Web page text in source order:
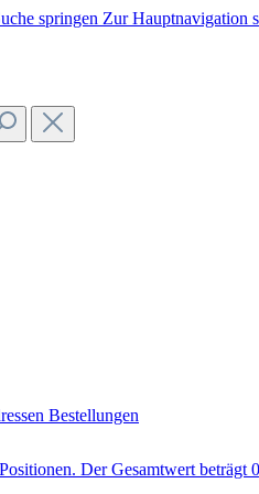
springen Zur Hauptnavigation
Bestellungen
Der Gesamtwert beträgt